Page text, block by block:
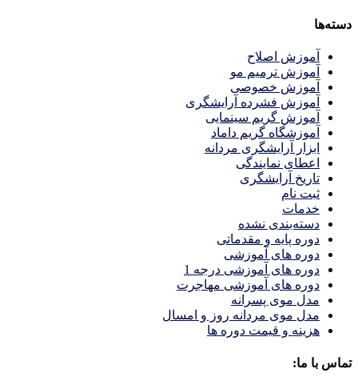
دسته‌ها
آموزش اصلاح
آموزش ترمیم مو
آموزش خصوصی
آموزش فشرده آرایشگری
آموزش گریم سینمایی
آموزشگاه گریم داماد
ابزار آرایشگری مردانه
اعطای نمایندگی
تاریخ آرایشگری
ثبت نام
خدمات
دسته‌بندی نشده
دوره پایه و مقدماتی
دوره های آموزشی
دوره های آموزشی درجه 1
دوره های آموزشی مهاجرت
مدل موی پسرانه
مدل موی مردانه روز و امسال
هزینه و قیمت دوره ها
تماس با ما: